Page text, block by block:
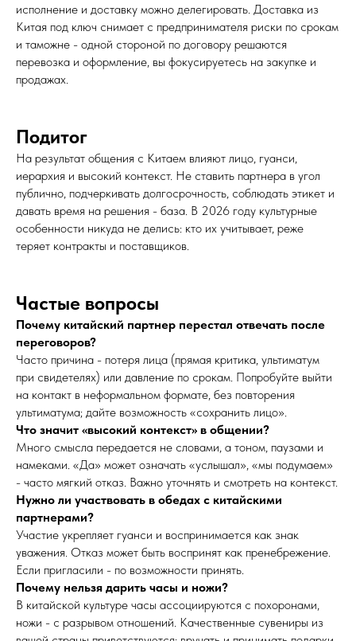
исполнение и доставку можно делегировать. Доставка из
Китая под ключ снимает с предпринимателя риски по срокам
и таможне - одной стороной по договору решаются
перевозка и оформление, вы фокусируетесь на закупке и
продажах.
Подитог
На результат общения с Китаем влияют лицо, гуанси,
иерархия и высокий контекст. Не ставить партнера в угол
публично, подчеркивать долгосрочность, соблюдать этикет и
давать время на решения - база. В 2026 году культурные
особенности никуда не делись: кто их учитывает, реже
теряет контракты и поставщиков.
Частые вопросы
Почему китайский партнер перестал отвечать после
переговоров?
Часто причина - потеря лица (прямая критика, ультиматум
при свидетелях) или давление по срокам. Попробуйте выйти
на контакт в неформальном формате, без повторения
ультиматума; дайте возможность «сохранить лицо».
Что значит «высокий контекст» в общении?
Много смысла передается не словами, а тоном, паузами и
намеками. «Да» может означать «услышал», «мы подумаем»
- часто мягкий отказ. Важно уточнять и смотреть на контекст.
Нужно ли участвовать в обедах с китайскими
партнерами?
Участие укрепляет гуанси и воспринимается как знак
уважения. Отказ может быть воспринят как пренебрежение.
Если пригласили - по возможности принять.
Почему нельзя дарить часы и ножи?
В китайской культуре часы ассоциируются с похоронами,
ножи - с разрывом отношений. Качественные сувениры из